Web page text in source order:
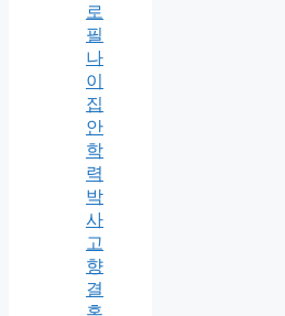
로
필
나
이
집
안
학
력
박
사
고
향
결
혼